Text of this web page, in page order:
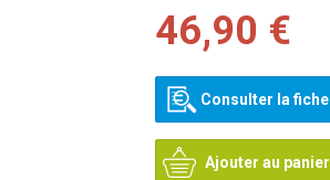
46,90 €
Consulter la fiche
Ajouter au panier